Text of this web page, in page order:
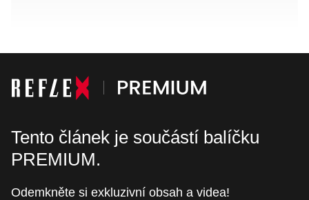
Tento článek je součástí balíčku
PREMIUM.
Odemkněte si exkluzivní obsah a videa!